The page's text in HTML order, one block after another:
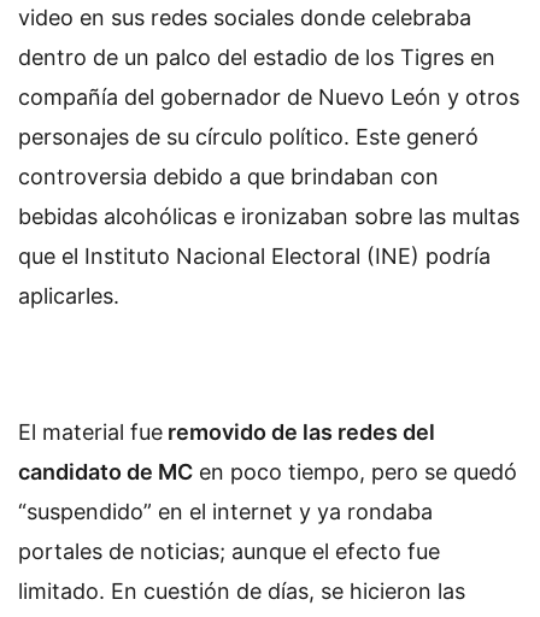
video en sus redes sociales donde celebraba
dentro de un palco del estadio de los Tigres en
compañía del gobernador de Nuevo León y otros
personajes de su círculo político. Este generó
controversia debido a que brindaban con
bebidas alcohólicas e ironizaban sobre las multas
que el Instituto Nacional Electoral (INE) podría
aplicarles.
El material fue removido de las redes del
candidato de MC en poco tiempo, pero se quedó
“suspendido” en el internet y ya rondaba
portales de noticias; aunque el efecto fue
limitado. En cuestión de días, se hicieron las